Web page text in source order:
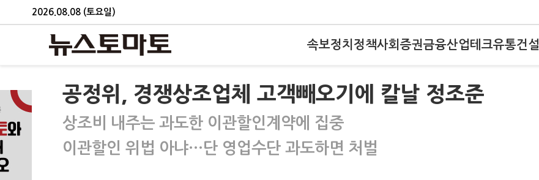
2026.08.08 (토요일)
속보정치 정책사회 증권금융산업테크유통건설
공정위, 경쟁상조업체 고객빼오기에 칼날 정조준
상조비 내주는 과도한 이관할인계약에 집중
이관할인 위법 아냐…단 영업수단 과도하면 처벌